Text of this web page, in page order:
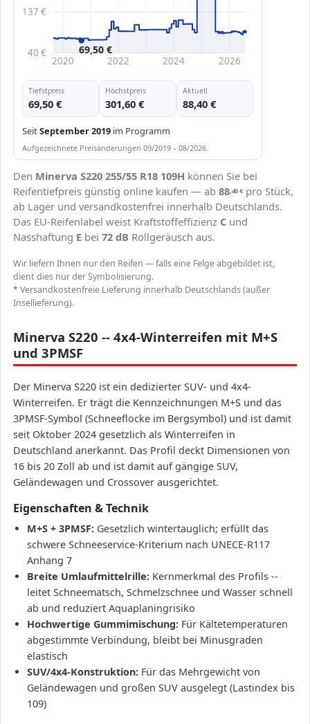
40 €
137 €
2020 2022 2024 2026
69,50 €
Tiefstpreis
69,50 €
Höchstpreis
301,60 €
Aktuell
88,40 €
SeitSeptember 2019 im Programm
Aufgezeichnete Preisänderungen 09/2019 – 08/2026.
Den Minerva S220 255/55 R18 109H können Sie bei
Reifentiefpreis günstig online kaufen — ab 88,40€ pro Stück,
ab Lager und versandkostenfrei innerhalb Deutschlands.
Das EU-Reifenlabel weist Kraftstoffeffizienz C und
Nasshaftung E bei 72 dB Rollgeräusch aus.
Wir liefern Ihnen nur den Reifen — falls eine Felge abgebildet ist,
dient dies nur der Symbolisierung.
* Versandkostenfreie Lieferung innerhalb Deutschlands (außer
Insellieferung).
Minerva S220 -- 4x4-Winterreifen mit M+S
und 3PMSF
Der Minerva S220 ist ein dedizierter SUV- und 4x4-
Winterreifen. Er trägt die Kennzeichnungen M+S und das
3PMSF-Symbol (Schneeflocke im Bergsymbol) und ist damit
seit Oktober 2024 gesetzlich als Winterreifen in
Deutschland anerkannt. Das Profil deckt Dimensionen von
16 bis 20 Zoll ab und ist damit auf gängige SUV,
Geländewagen und Crossover ausgerichtet.
Eigenschaften & Technik
M+S + 3PMSF: Gesetzlich wintertauglich; erfüllt das
schwere Schneeservice-Kriterium nach UNECE-R117
Anhang 7
Breite Umlaufmittelrille: Kernmerkmal des Profils --
leitet Schneematsch, Schmelzschnee und Wasser schnell
ab und reduziert Aquaplaningrisiko
Hochwertige Gummimischung: Für Kältetemperaturen
abgestimmte Verbindung, bleibt bei Minusgraden
elastisch
SUV/4x4-Konstruktion: Für das Mehrgewicht von
Geländewagen und großen SUV ausgelegt (Lastindex bis
109)